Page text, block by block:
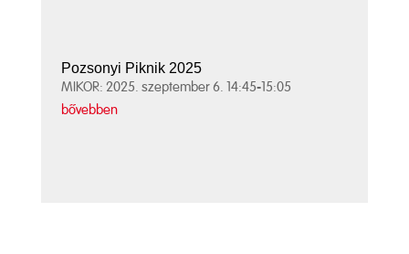
Pozsonyi Piknik 2025
MIKOR: 2025. szeptember 6. 14:45-15:05
bővebben